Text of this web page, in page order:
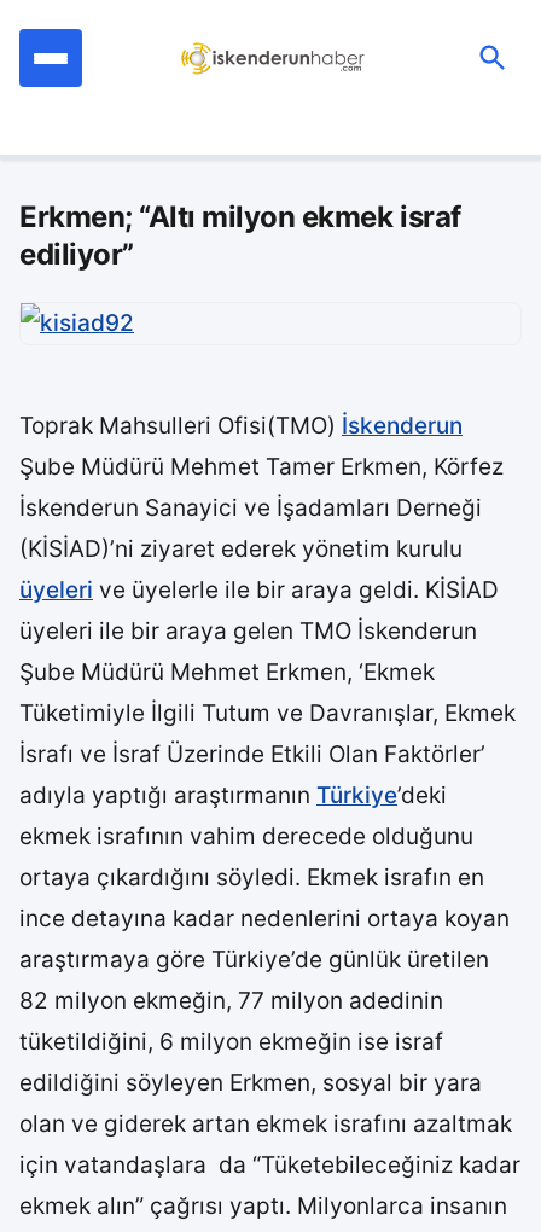
Erkmen; “Altı milyon ekmek israf
ediliyor”
Toprak Mahsulleri Ofisi(TMO) İskenderun
Şube Müdürü Mehmet Tamer Erkmen, Körfez
İskenderun Sanayici ve İşadamları Derneği
(KİSİAD)’ni ziyaret ederek yönetim kurulu
üyeleri ve üyelerle ile bir araya geldi. KİSİAD
üyeleri ile bir araya gelen TMO İskenderun
Şube Müdürü Mehmet Erkmen, ‘Ekmek
Tüketimiyle İlgili Tutum ve Davranışlar, Ekmek
İsrafı ve İsraf Üzerinde Etkili Olan Faktörler’
adıyla yaptığı araştırmanın Türkiye’deki
ekmek israfının vahim derecede olduğunu
ortaya çıkardığını söyledi. Ekmek israfın en
ince detayına kadar nedenlerini ortaya koyan
araştırmaya göre Türkiye’de günlük üretilen
82 milyon ekmeğin, 77 milyon adedinin
tüketildiğini, 6 milyon ekmeğin ise israf
edildiğini söyleyen Erkmen, sosyal bir yara
olan ve giderek artan ekmek israfını azaltmak
için vatandaşlara da “Tüketebileceğiniz kadar
ekmek alın” çağrısı yaptı. Milyonlarca insanın